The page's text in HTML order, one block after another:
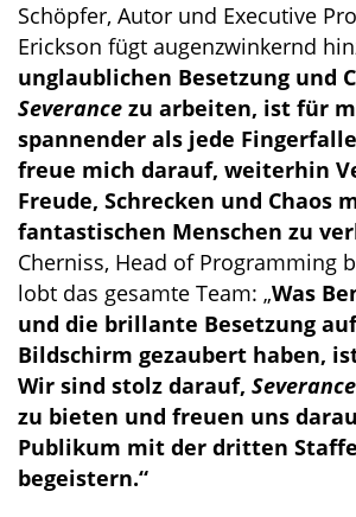
Schöpfer, Autor und Executive
Erickson fügt augenzwinkernd
unglaublichen Besetzung und
Severance zu arbeiten, ist für
spannender als jede
freue mich darauf, weiterhin
Freude, Schrecken und Chaos
fantastischen Menschen zu
Cherniss, Head of Programming
lobt das gesamte Team: „Was
und die brillante Besetzung
Bildschirm gezaubert haben,
Wir sind stolz darauf, Severance
zu bieten und freuen uns
Publikum mit der dritten
begeistern.“